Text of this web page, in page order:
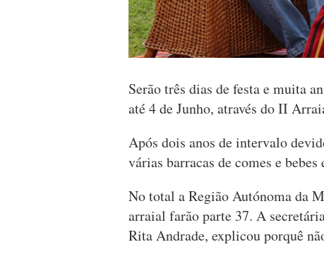
Serão três dias de festa e muita
até 4 de Junho, através do II
Após dois anos de intervalo
várias barracas de comes e
No total a Região Autónoma da
arraial farão parte 37. A
Rita Andrade, explicou porquê